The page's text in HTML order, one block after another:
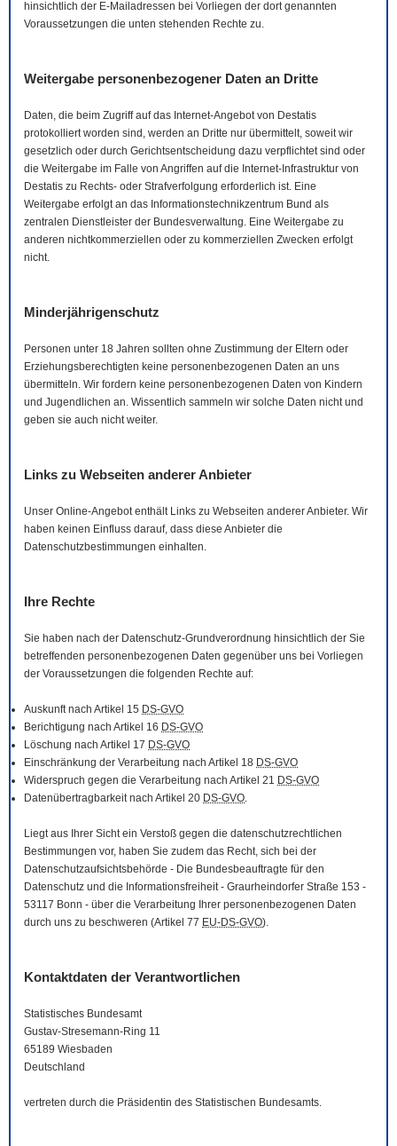
hinsichtlich der E-Mail adressen bei Vorliegen der dort genannten
Voraussetzungen die unten stehenden Rechte zu.
Weitergabe personenbezogener Daten an Dritte
Daten, die beim Zugriff auf das Internet-Angebot von Destatis
protokolliert worden sind, werden an Dritte nur übermittelt, soweit wir
gesetzlich oder durch Gerichtsentscheidung dazu verpflichtet sind oder
die Weitergabe im Falle von Angriffen auf die Internet-Infrastruktur von
Destatis zu Rechts- oder Strafverfolgung erforderlich ist. Eine
Weitergabe erfolgt an das Informationstechnikzentrum Bund als
zentralen Dienstleister der Bundesverwaltung. Eine Weitergabe zu
anderen nichtkommerziellen oder zu kommerziellen Zwecken erfolgt
nicht.
Minderjährigenschutz
Personen unter 18 Jahren sollten ohne Zustimmung der Eltern oder
Erziehungsberechtigten keine personenbezogenen Daten an uns
übermitteln. Wir fordern keine personenbezogenen Daten von Kindern
und Jugendlichen an. Wissentlich sammeln wir solche Daten nicht und
geben sie auch nicht weiter.
Links zu Webseiten anderer Anbieter
Unser Online-Angebot enthält Links zu Webseiten anderer Anbieter. Wir
haben keinen Einfluss darauf, dass diese Anbieter die
Datenschutzbestimmungen einhalten.
Ihre Rechte
Sie haben nach der Datenschutz-Grundverordnung hinsichtlich der Sie
betreffenden personenbezogenen Daten gegenüber uns bei Vorliegen
der Voraussetzungen die folgenden Rechte auf:
Auskunft nach Artikel 15 DS-GVO
Berichtigung nach Artikel 16 DS-GVO
Löschung nach Artikel 17 DS-GVO
Einschränkung der Verarbeitung nach Artikel 18 DS-GVO
Widerspruch gegen die Verarbeitung nach Artikel 21 DS-GVO
Datenübertragbarkeit nach Artikel 20 DS-GVO.
Liegt aus Ihrer Sicht ein Verstoß gegen die datenschutzrechtlichen
Bestimmungen vor, haben Sie zudem das Recht, sich bei der
Datenschutzaufsichtsbehörde - Die Bundesbeauftragte für den
Datenschutz und die Informationsfreiheit - Graurheindorfer Straße 153 -
53117 Bonn - über die Verarbeitung Ihrer personenbezogenen Daten
durch uns zu beschweren (Artikel 77 EU-DS-GVO).
Kontaktdaten der Verantwortlichen
Statistisches Bundesamt
Gustav-Stresemann-Ring 11
65189 Wiesbaden
Deutschland
vertreten durch die Präsidentin des Statistischen Bundesamts.